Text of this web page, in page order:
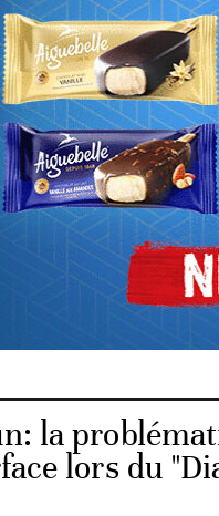
du principe du
fonds aux autorités
orateurs ont mis
la décentralisation, la
qu'au-delà de
reste le
des travaux issus
faire l'objet
la
lors du